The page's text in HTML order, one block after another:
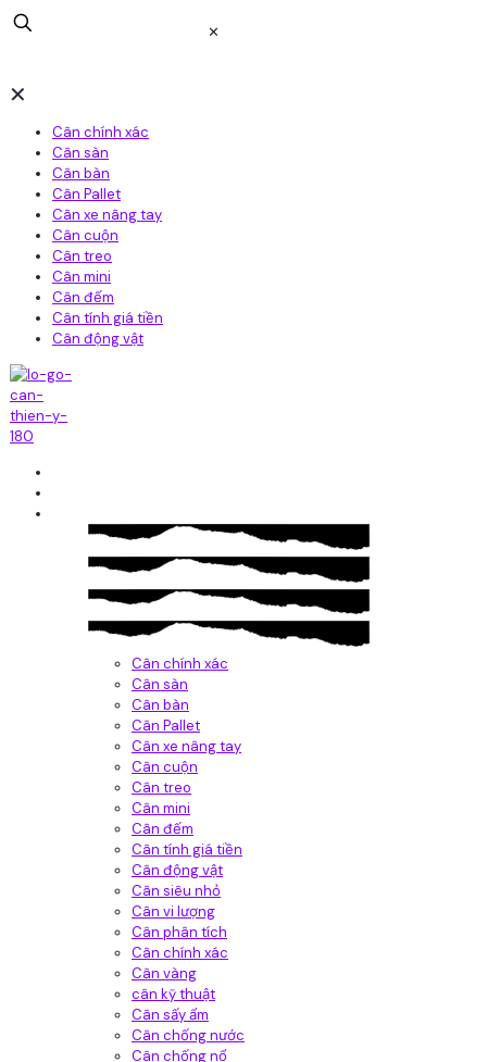
✕
✕
Cân chính xác
Cân sàn
Cân bàn
Cân Pallet
Cân xe nâng tay
Cân cuộn
Cân treo
Cân mini
Cân đếm
Cân tính giá tiền
Cân động vật
Cân chính xác
Cân sàn
Cân bàn
Cân Pallet
Cân xe nâng tay
Cân cuộn
Cân treo
Cân mini
Cân đếm
Cân tính giá tiền
Cân động vật
Cân siêu nhỏ
Cân vi lượng
Cân phân tích
Cân chính xác
Cân vàng
cân kỹ thuật
Cân sấy ẩm
Cân chống nước
Cân chống nổ